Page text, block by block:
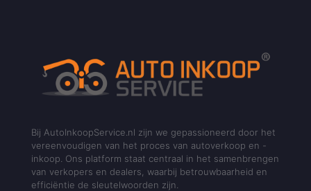
Bij AutoInkoopService.nl zijn we gepassioneerd door het
vereenvoudigen van het proces van autoverkoop en -
inkoop. Ons platform staat centraal in het samenbrengen
van verkopers en dealers, waarbij betrouwbaarheid en
efficiëntie de sleutelwoorden zijn.